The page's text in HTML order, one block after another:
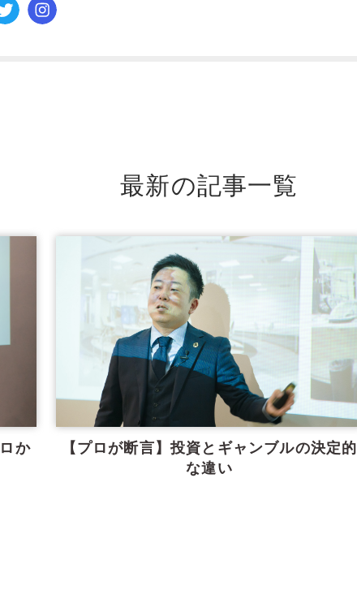
最新の記事一覧
か
【プロが断言】投資とギャンブルの決定的
な違い